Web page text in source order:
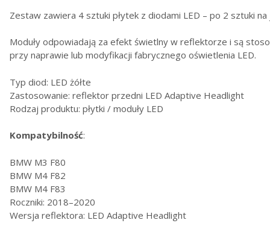
Zestaw zawiera 4 sztuki płytek z diodami LED – po 2 sztuki
Moduły odpowiadają za efekt świetlny w reflektorze i są
przy naprawie lub modyfikacji fabrycznego oświetlenia LED.
Typ diod: LED żółte
Zastosowanie: reflektor przedni LED Adaptive Headlight
Rodzaj produktu: płytki / moduły LED
Kompatybilność:
BMW M3 F80
BMW M4 F82
BMW M4 F83
Roczniki: 2018–2020
Wersja reflektora: LED Adaptive Headlight